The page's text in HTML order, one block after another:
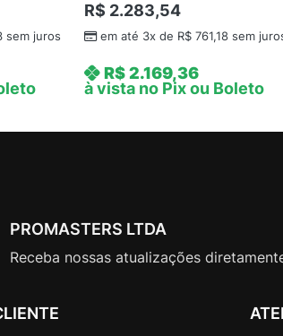
sem juros
R$ 2.283,54
em até 3x de R$761,18sem
R$2.169,36
à vista no Pix ou Boleto
PROMASTERS LTDA
Receba nossas atualizações